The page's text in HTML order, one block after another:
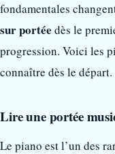
fondamentales
sur portée dès le
progression. Voici les
connaître dès le départ.
Lire une portée
Le piano est l’un des